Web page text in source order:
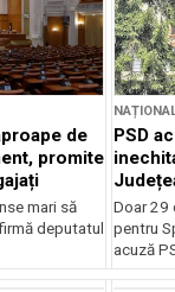
de
promite
mari să
deputatul
PSD
Doar 29
pentru
acuză